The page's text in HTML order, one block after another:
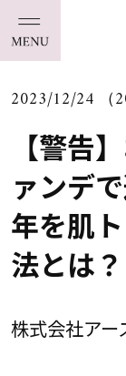
2023/12/24 （
【警告
ァンデ
年を肌
法とは？
株式会社アー